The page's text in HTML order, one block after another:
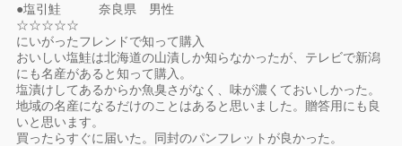
●塩引鮭 奈良県 男性
☆☆☆☆☆
にいがったフレンドで知って購入
おいしい塩鮭は北海道の山漬しか知らなかったが、テレビで新潟
にも名産があると知って購入。
塩漬けしてあるからか魚臭さがなく、味が濃くておいしかった。
地域の名産になるだけのことはあると思いました。贈答用にも良
いと思います。
買ったらすぐに届いた。同封のパンフレットが良かった。